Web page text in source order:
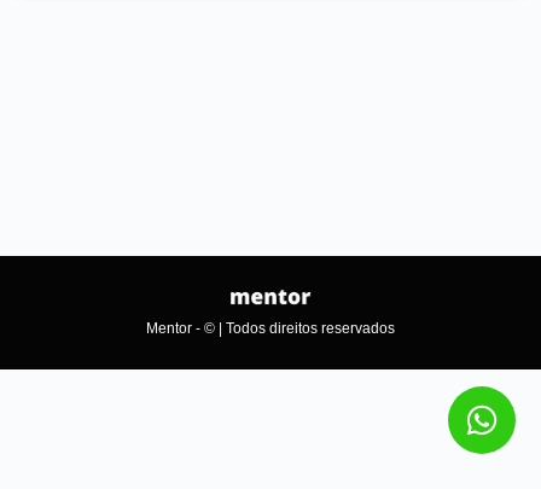
Mentor - © | Todos direitos reservados